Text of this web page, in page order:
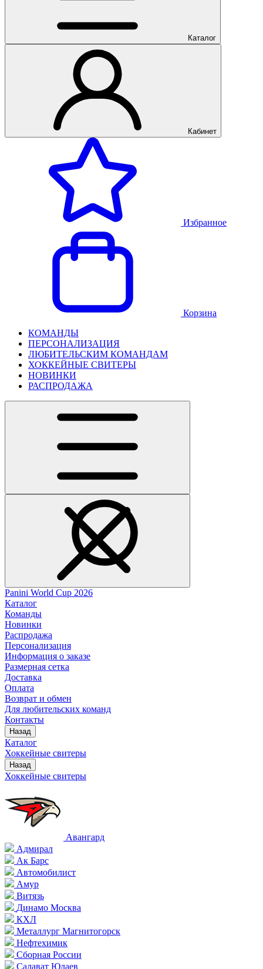
Каталог
Кабинет
Избранное
Корзина
КОМАНДЫ
ПЕРСОНАЛИЗАЦИЯ
ЛЮБИТЕЛЬСКИМ КОМАНДАМ
ХОККЕЙНЫЕ СВИТЕРЫ
НОВИНКИ
РАСПРОДАЖА
Panini World Cup 2026
Каталог
Команды
Новинки
Распродажа
Персонализация
Информация о заказе
Размерная сетка
Доставка
Оплата
Возврат и обмен
Для любительских команд
Контакты
Назад
Каталог
Хоккейные свитеры
Назад
Хоккейные свитеры
Авангард
Адмирал
Ак Барс
Автомобилист
Амур
Витязь
Динамо Москва
КХЛ
Металлург Магнитогорск
Нефтехимик
Сборная России
Салават Юлаев